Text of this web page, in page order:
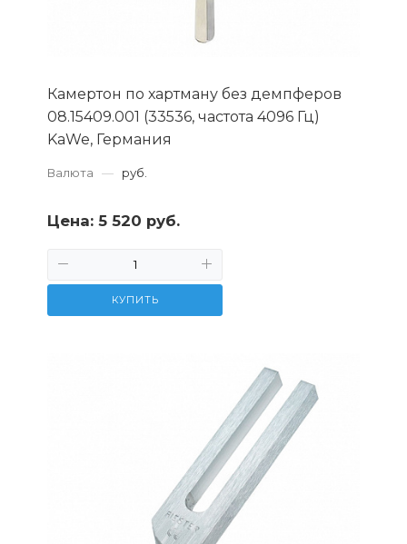
Камертон по хартману без демпферов
08.15409.001 (33536, частота 4096 Гц)
KaWe, Германия
Валюта — руб.
Цена: 5 520 руб.
КУПИТЬ